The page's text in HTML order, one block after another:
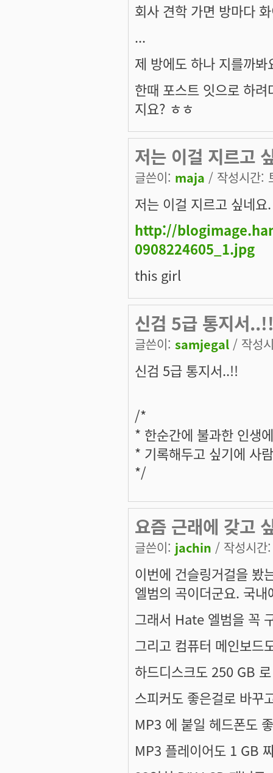
회사 견학 가면 방마다
...
제 방에도 하나 지를까
한때 포스트 잇으로 하
지요? ㅎㅎ
저는 이걸 지르
글쓴이: maja / 작성시간:
저는 이걸 지르고 싶네요.
http://
0908224605_1.jpg
this girl
신검 5급 통지서
글쓴이: samjegal / 작성
신검 5급 통지서..!!
/*
* 한순간에 불과한 인생
* 기록해두고 싶기에 사
*/
요즘 근래에 갖고
글쓴이: jachin / 작성시
이번에 건슬링거걸을 봤
엘범의 곡이더군요. 국
그래서 Hate 엘범을 꼭
그리고 컴퓨터 메인보드
하드디스크도 250 GB
스피커도 좋은걸로 바꾸
MP3 에 붙일 헤드폰도
MP3 플레이어도 1 GB